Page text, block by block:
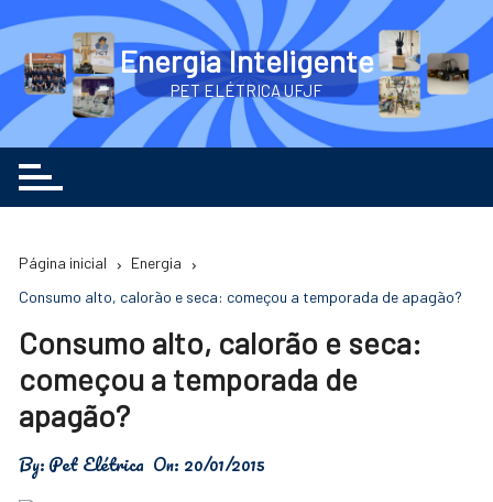
o
conteúdo
Energia Inteligente
PET ELÉTRICA UFJF
Página inicial
Energia
Consumo alto, calorão e seca: começou a temporada de apagão?
Consumo alto, calorão e seca:
começou a temporada de
apagão?
By:Pet Elétrica On: 20/01/2015